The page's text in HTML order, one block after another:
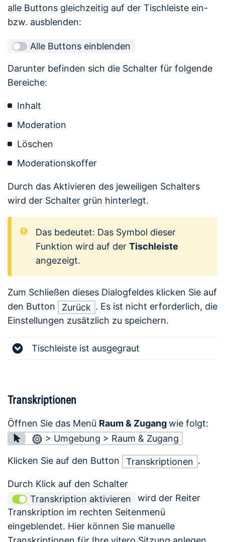
alle Buttons gleichzeitig auf der Tischleiste ein-
bzw. ausblenden:
Alle Buttons einblenden
Darunter befinden sich die Schalter für folgende
Bereiche:
Inhalt
Moderation
Löschen
Moderationskoffer
Durch das Aktivieren des jeweiligen Schalters
wird der Schalter grün hinterlegt.
Das bedeutet: Das Symbol dieser
Funktion wird auf der Tischleiste
angezeigt.
Zum Schließen dieses Dialogfeldes klicken Sie auf
den Button
Zurück . Es ist nicht erforderlich, die
Einstellungen zusätzlich zu speichern.
Tischleiste ist ausgegraut
Transkriptionen
Öffnen Sie das Menü Raum & Zugangwie folgt:
> Umgebung > Raum & Zugang
Klicken Sie auf den Button Transkriptionen .
Durch Klick auf den Schalter
Transkription aktivieren
wird der Reiter
Transkription im rechten Seitenmenü
eingeblendet. Hier können Sie manuelle